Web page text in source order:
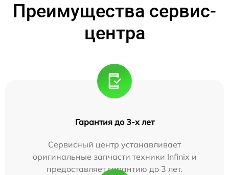
Преимущества сервис-
центра
Гарантия до 3-х лет
Сервисный центр устанавливает
оригинальные запчасти техники Infinix и
предоставляет гарантию до 3 лет.